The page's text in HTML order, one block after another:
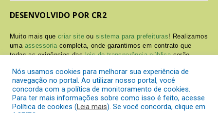
DESENVOLVIDO POR CR2
Muito mais quecriar site ou sistema para prefeituras! Realizamos
uma assessoria completa, onde garantimos em contrato que
todas as exigências dasleis de transparência públicaserão
Conheça oPNTPe oRadar da Transparência Pública
Nós usamos cookies para melhorar sua experiência de
navegação no portal. Ao utilizar nosso portal, você
concorda com a política de monitoramento de cookies.
Para ter mais informações sobre como isso é feito, acesse
Política de cookies (Leia mais). Se você concorda, clique em